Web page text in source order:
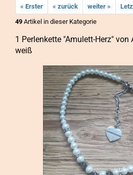
« Erster « zurück weiter »
49 Artikel in dieser Kategorie
1 Per­len­ket­te "Amulett-​Herz" von
weiß